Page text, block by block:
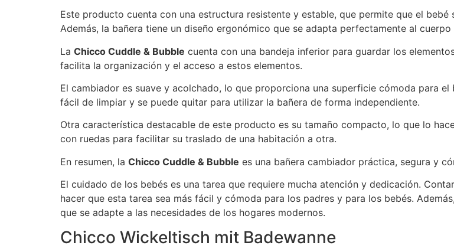
Este producto cuenta con una estructura resistente y estable, que permite que el
Además, la bañera tiene un diseño ergonómico que se adapta perfectamente al cuerpo
La Chicco Cuddle & Bubble cuenta con una bandeja inferior para guardar los
facilita la organización y el acceso a estos elementos.
El cambiador es suave y acolchado, lo que proporciona una superficie cómoda para
fácil de limpiar y se puede quitar para utilizar la bañera de forma independiente.
Otra característica destacable de este producto es su tamaño compacto, lo que lo
con ruedas para facilitar su traslado de una habitación a otra.
En resumen, la Chicco Cuddle & Bubble es una bañera cambiador práctica, segura y
El cuidado de los bebés es una tarea que requiere mucha atención y dedicación.
hacer que esta tarea sea más fácil y cómoda para los padres y para los bebés.
que se adapte a las necesidades de los hogares modernos.
Chicco Wickeltisch mit Badewanne